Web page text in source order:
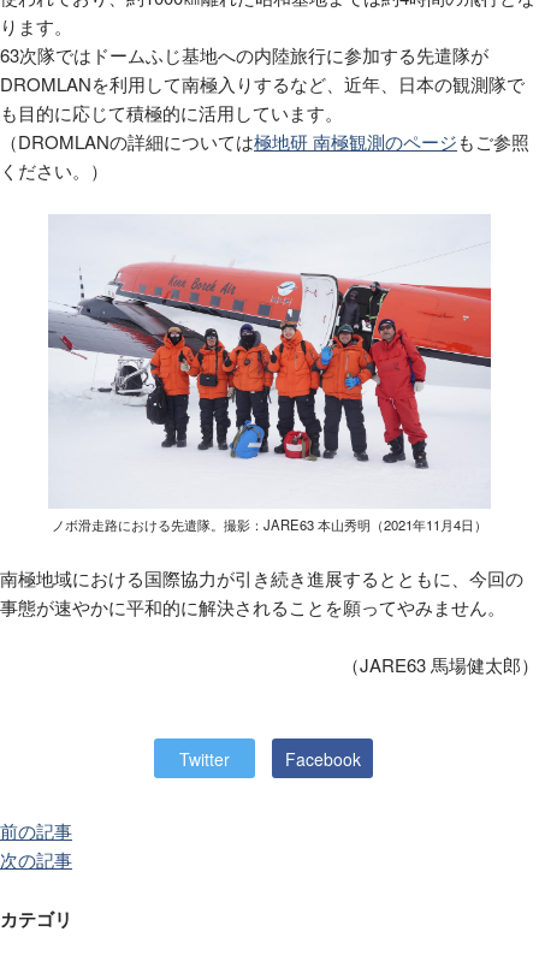
ります。
63次隊ではドームふじ基地への内陸旅行に参加する先遣隊が
DROMLANを利用して南極入りするなど、近年、日本の観測隊で
も目的に応じて積極的に活用しています。
（DROMLANの詳細については極地研 南極観測のページもご参照
ください。）
ノボ滑走路における先遣隊。撮影：JARE63 本山秀明（2021年11月4日）
南極地域における国際協力が引き続き進展するとともに、今回の
事態が速やかに平和的に解決されることを願ってやみません。
（JARE63馬場健太郎）
Twitter Facebook
前の記事
次の記事
カテゴリ